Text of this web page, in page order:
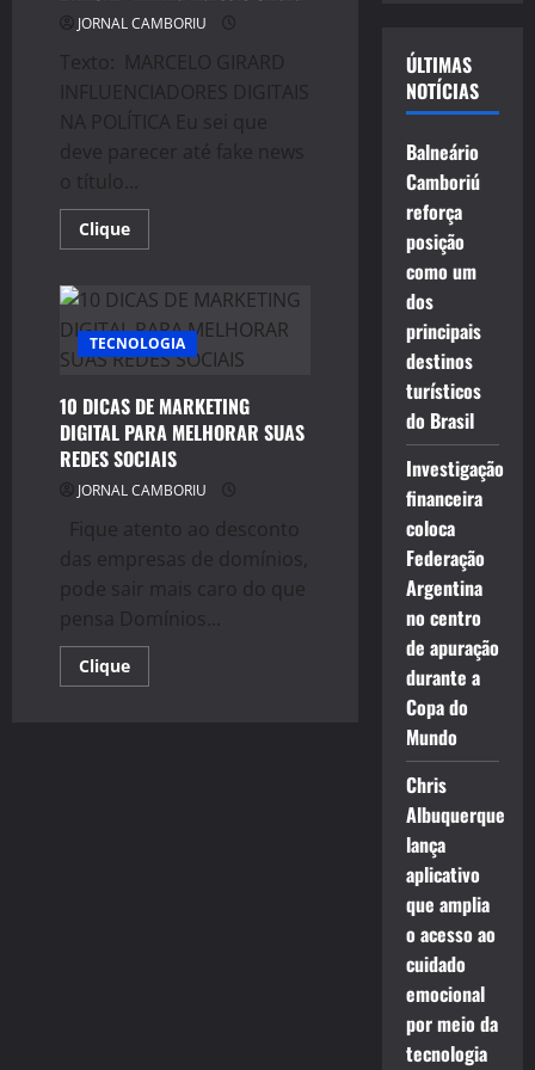
JORNAL CAMBORIU
Texto: MARCELO GIRARD
INFLUENCIADORES DIGITAIS
NA POLÍTICA Eu sei que
deve parecer até fake news
o título...
CliqueRead
more
SERÃO
OS
PRÓXIMOS
POLÍTICOS
DO
Afirma
Marcelo
Girard
TECNOLOGIA
10 DICAS DE MARKETING
DIGITAL PARA MELHORAR SUAS
REDES SOCIAIS
JORNAL CAMBORIU
Fique atento ao desconto
das empresas de domínios,
pode sair mais caro do que
pensa Domínios...
CliqueRead
more
ÚLTIMAS
NOTÍCIAS
Balneário
Camboriú
reforça
posição
como um
dos
principais
destinos
turísticos
do Brasil
Investigação
financeira
coloca
Federação
Argentina
no centro
de apuração
durante a
Copa do
Mundo
Chris
Albuquerque
lança
aplicativo
que amplia
o acesso ao
cuidado
emocional
por meio da
tecnologia